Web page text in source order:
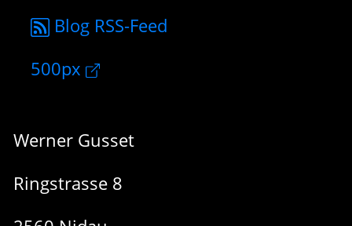
Blog RSS-Feed
500px
Werner Gusset
Ringstrasse 8